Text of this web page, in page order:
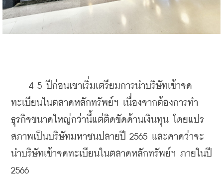
4-5 ปีก่อนเขาเริ่มเตรียมการนำบริษัทเข้าจด
ทะเบียนในตลาดหลักทรัพย์ฯ เนื่องจากต้องการทำ
ธุรกิจขนาดใหญ่กว่านี้แต่ติดขัดด้านเงินทุน โดยแปร
สภาพเป็นบริษัทมหาชนปลายปี 2565 และคาดว่าจะ
นำบริษัทเข้าจดทะเบียนในตลาดหลักทรัพย์ฯ ภายในปี
2566